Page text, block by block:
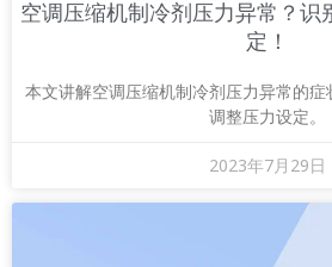
空调压缩机制冷剂压力异常？识
定！
本文讲解空调压缩机制冷剂压力异常的症
调整压力设定。
2023年7月29日